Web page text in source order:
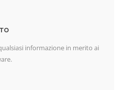
informazione in merito ai